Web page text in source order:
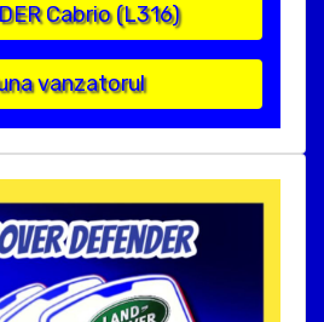
Cabrio (L316)
vanzatorul